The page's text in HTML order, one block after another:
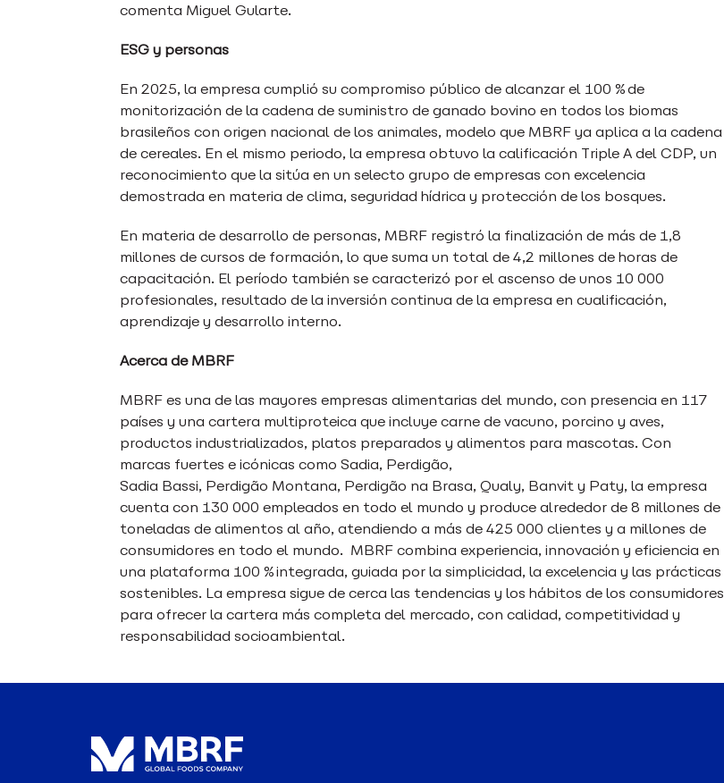
comenta Miguel Gularte.
ESG y personas
En 2025, la empresa cumplió su compromiso público de alcanzar el 100 % de
monitorización de la cadena de suministro de ganado bovino en todos los biomas
brasileños con origen nacional de los animales, modelo que MBRF ya aplica a la cadena
de cereales. En el mismo periodo, la empresa obtuvo la calificación Triple A del CDP, un
reconocimiento que la sitúa en un selecto grupo de empresas con excelencia
demostrada en materia de clima, seguridad hídrica y protección de los bosques.
En materia de desarrollo de personas, MBRF registró la finalización de más de 1,8
millones de cursos de formación, lo que suma un total de 4,2 millones de horas de
capacitación. El período también se caracterizó por el ascenso de unos 10 000
profesionales, resultado de la inversión continua de la empresa en cualificación,
aprendizaje y desarrollo interno.
Acerca de MBRF
MBRF es una de las mayores empresas alimentarias del mundo, con presencia en 117
países y una cartera multiproteica que incluye carne de vacuno, porcino y aves,
productos industrializados, platos preparados y alimentos para mascotas. Con
marcas fuertes e icónicas como Sadia, Perdigão,
Sadia Bassi, Perdigão Montana, Perdigão na Brasa, Qualy, Banvit y Paty, la empresa
cuenta con 130 000 empleados en todo el mundo y produce alrededor de 8 millones de
toneladas de alimentos al año, atendiendo a más de 425 000 clientes y a millones de
consumidores en todo el mundo. MBRF combina experiencia, innovación y eficiencia en
una plataforma 100 % integrada, guiada por la simplicidad, la excelencia y las prácticas
sostenibles. La empresa sigue de cerca las tendencias y los hábitos de los consumidores
para ofrecer la cartera más completa del mercado, con calidad, competitividad y
responsabilidad socioambiental.